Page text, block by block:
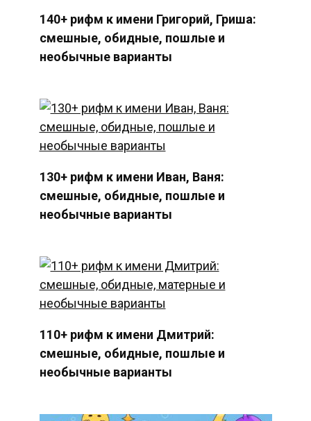
140+ рифм к имени Григорий, Гриша:
смешные, обидные, пошлые и
необычные варианты
130+ рифм к имени Иван, Ваня:
смешные, обидные, пошлые и
необычные варианты
110+ рифм к имени Дмитрий:
смешные, обидные, пошлые и
необычные варианты